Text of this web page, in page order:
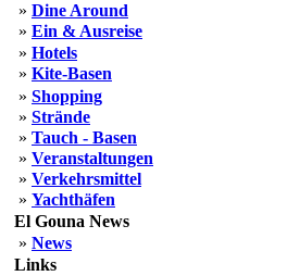
» Dine Around
» Ein & Ausreise
» Hotels
» Kite-Basen
» Shopping
» Strände
» Tauch - Basen
» Veranstaltungen
» Verkehrsmittel
» Yachthäfen
El Gouna News
» News
Links